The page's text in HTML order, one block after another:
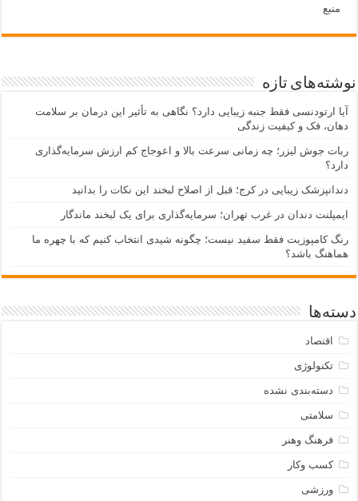
منبع
نوشته‌های تازه
آیا ارتودنسی فقط جنبه زیبایی دارد؟ نگاهی به تأثیر این درمان بر سلامت
دهان، فک و کیفیت زندگی
ربات جوش لیزر؛ چه زمانی سرعت بالا و اعوجاج کم ارزش سرمایه‌گذاری
دارد؟
دندانپزشک زیبایی در کرج؛ قبل از اصلاح لبخند این نکات را بدانید
ایمپلنت دندان در غرب تهران؛ سرمایه‌گذاری برای یک لبخند ماندگار
رنگ کامپوزیت فقط سفید نیست؛ چگونه شیدی انتخاب کنیم که با چهره ما
هماهنگ باشد؟
دسته‌ها
اقتصاد
تکنولوژی
دسته‌بندی نشده
سلامتی
فرهنگ وهنر
کسب وکار
ورزشی